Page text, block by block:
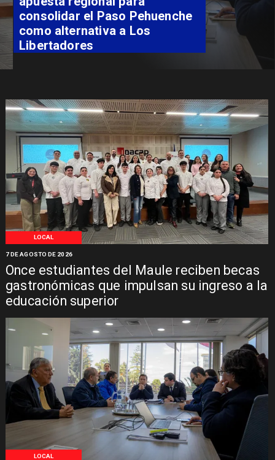
LOCAL
Once estudiantes del Maule reciben becas
gastronómicas que impulsan su ingreso a la
educación superior
7 DE AGOSTO DE 2026
LOCAL
consolidar el Paso Pehuenche
como alternativa a Los
Libertadores